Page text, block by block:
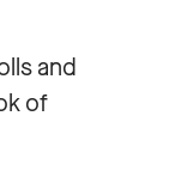
and
of